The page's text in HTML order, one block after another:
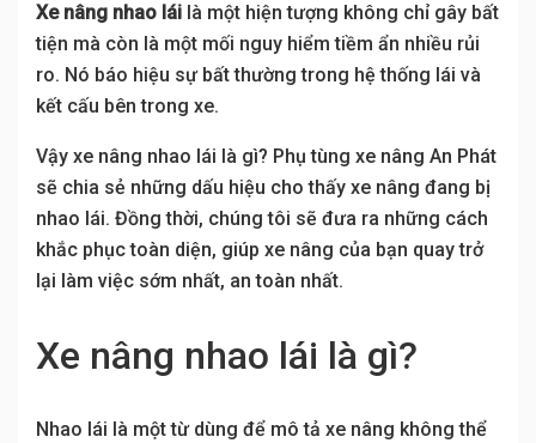
Xe nâng nhao lái là một hiện tượng không chỉ gây bất
tiện mà còn là một mối nguy hiểm tiềm ẩn nhiều rủi
ro. Nó báo hiệu sự bất thường trong hệ thống lái và
kết cấu bên trong xe.
Vậy xe nâng nhao lái là gì? Phụ tùng xe nâng An Phát
sẽ chia sẻ những dấu hiệu cho thấy xe nâng đang bị
nhao lái. Đồng thời, chúng tôi sẽ đưa ra những cách
khắc phục toàn diện, giúp xe nâng của bạn quay trở
lại làm việc sớm nhất, an toàn nhất.
Xe nâng nhao lái là gì?
Nhao lái là một từ dùng để mô tả xe nâng không thể